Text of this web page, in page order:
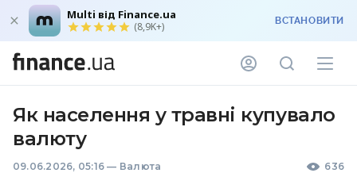
Multi від Finance.ua
(8,9K+) ВСТАНОВИТИ
Як населення у травні купувало
валюту
09.06.2026, 05:16 — Валюта 636